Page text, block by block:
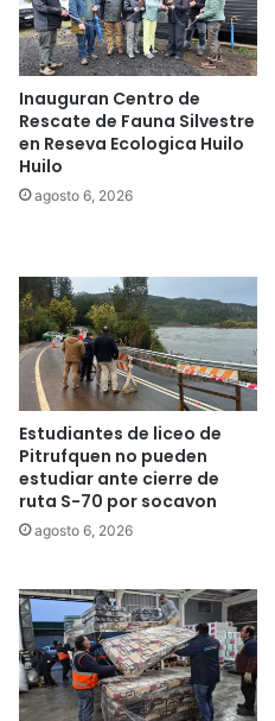
Inauguran Centro de
Rescate de Fauna Silvestre
en Reseva Ecologica Huilo
Huilo
agosto 6, 2026
Estudiantes de liceo de
Pitrufquen no pueden
estudiar ante cierre de
ruta S-70 por socavon
agosto 6, 2026